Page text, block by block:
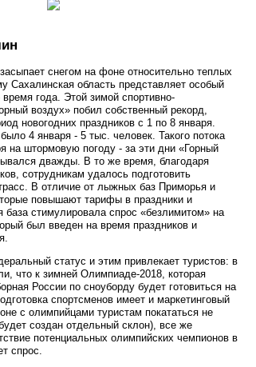
снегом на фоне относительно теплых
Сахалинская область представляет особый
года. Этой зимой спортивно-
воздух» побил собственный рекорд,
новогодних праздников с 1 по 8 января.
4 января - 5 тыс. человек. Такого потока
на штормовую погоду - за эти дни «Горный
дважды. В то же время, благодаря
сотрудникам удалось подготовить
В отличие от лыжных баз Приморья и
повышают тарифы в праздники и
стимулировала спрос «безлимитом» на
был введен на время праздников и
статус и этим привлекает туристов: в
что к зимней Олимпиаде-2018, которая
России по сноуборду будет готовиться на
спортсменов имеет и маркетинговый
с олимпийцами туристам покататься не
создан отдельный склон), все же
потенциальных олимпийских чемпионов в
спрос.